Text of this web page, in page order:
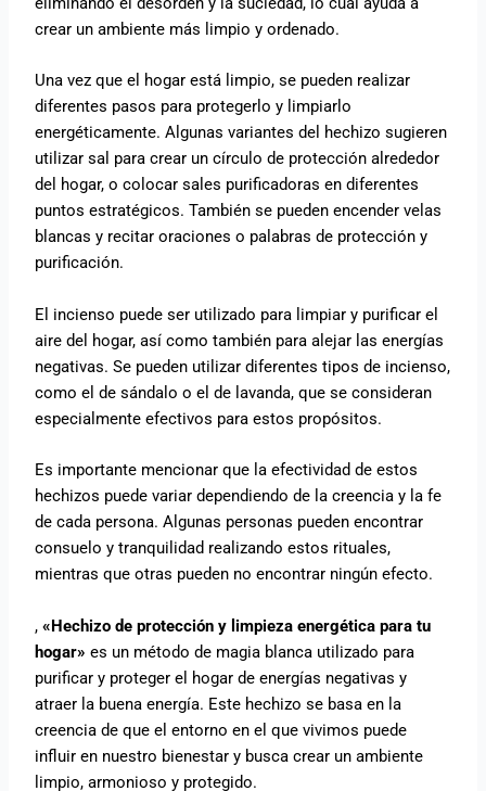
crear un ambiente más limpio y ordenado.
Una vez que el hogar está limpio, se pueden realizar
diferentes pasos para protegerlo y limpiarlo
energéticamente. Algunas variantes del hechizo sugieren
utilizar sal para crear un círculo de protección alrededor
del hogar, o colocar sales purificadoras en diferentes
puntos estratégicos. También se pueden encender velas
blancas y recitar oraciones o palabras de protección y
purificación.
El incienso puede ser utilizado para limpiar y purificar el
aire del hogar, así como también para alejar las energías
negativas. Se pueden utilizar diferentes tipos de incienso,
como el de sándalo o el de lavanda, que se consideran
especialmente efectivos para estos propósitos.
Es importante mencionar que la efectividad de estos
hechizos puede variar dependiendo de la creencia y la fe
de cada persona. Algunas personas pueden encontrar
consuelo y tranquilidad realizando estos rituales,
mientras que otras pueden no encontrar ningún efecto.
, «Hechizo de protección y limpieza energética para tu
hogar» es un método de magia blanca utilizado para
purificar y proteger el hogar de energías negativas y
atraer la buena energía. Este hechizo se basa en la
creencia de que el entorno en el que vivimos puede
influir en nuestro bienestar y busca crear un ambiente
limpio, armonioso y protegido.